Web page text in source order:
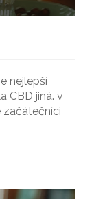
nejlepší
CBD jiná. v
začátečníci